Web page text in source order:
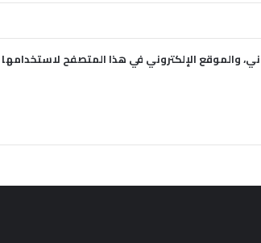
والموقع الإلكتروني في هذا المتصفح